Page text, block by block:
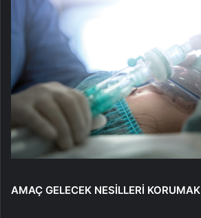
AMAÇ GELECEK NESİLLERİ KORUMAK